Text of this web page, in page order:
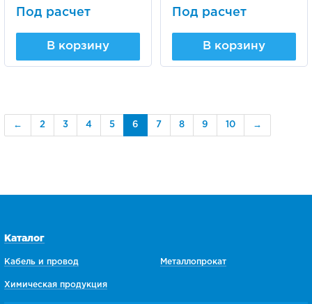
Под расчет
В корзину
Под расчет
В корзину
← 2 3 4 5 6 7 8 9 10 →
Каталог
Кабель и провод
Химическая продукция
Металлопрокат